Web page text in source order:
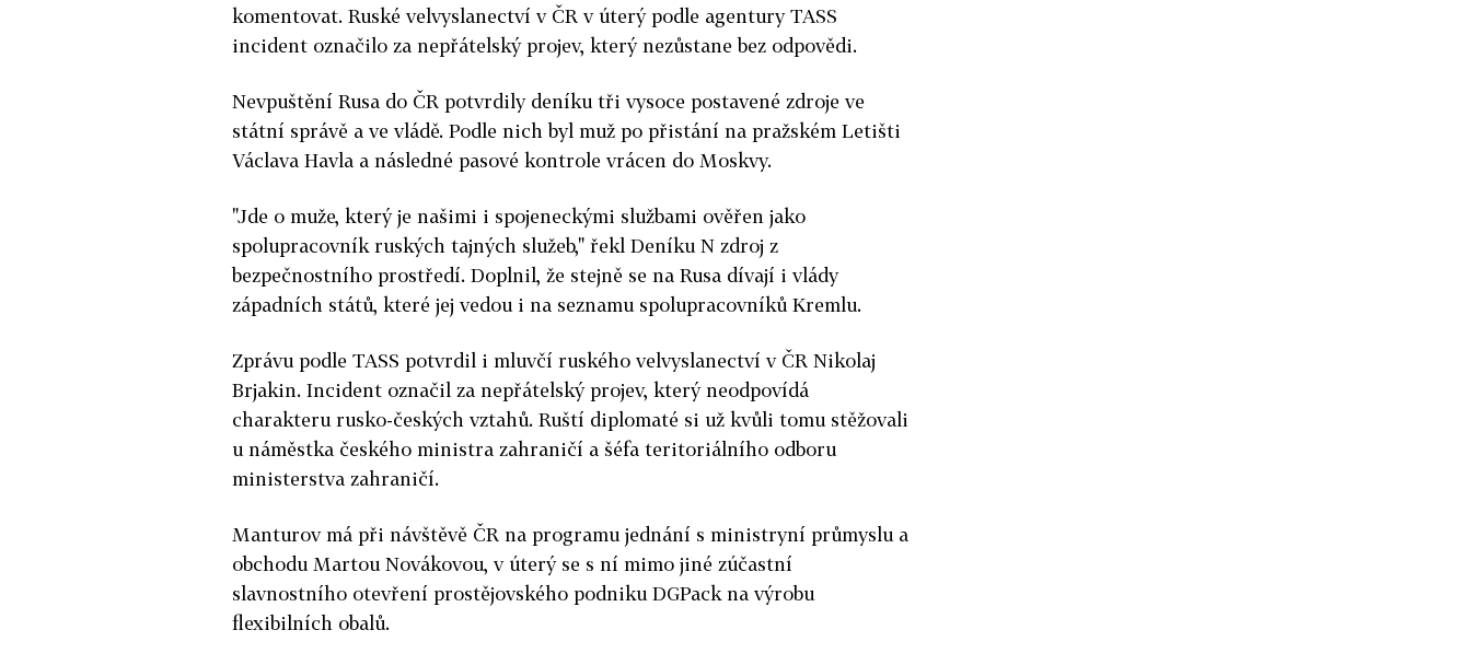
komentovat. Ruské velvyslanectví v ČR v úterý podle agentury TASS
incident označilo za nepřátelský projev, který nezůstane bez odpovědi.
Nevpuštění Rusa do ČR potvrdily deníku tři vysoce postavené zdroje ve
státní správě a ve vládě. Podle nich byl muž po přistání na pražském Letišti
Václava Havla a následné pasové kontrole vrácen do Moskvy.
"Jde o muže, který je našimi i spojeneckými službami ověřen jako
spolupracovník ruských tajných služeb," řekl Deníku N zdroj z
bezpečnostního prostředí. Doplnil, že stejně se na Rusa dívají i vlády
západních států, které jej vedou i na seznamu spolupracovníků Kremlu.
Zprávu podle TASS potvrdil i mluvčí ruského velvyslanectví v ČR Nikolaj
Brjakin. Incident označil za nepřátelský projev, který neodpovídá
charakteru rusko-českých vztahů. Ruští diplomaté si už kvůli tomu stěžovali
u náměstka českého ministra zahraničí a šéfa teritoriálního odboru
ministerstva zahraničí.
Manturov má při návštěvě ČR na programu jednání s ministryní průmyslu a
obchodu Martou Novákovou, v úterý se s ní mimo jiné zúčastní
slavnostního otevření prostějovského podniku DGPack na výrobu
flexibilních obalů.